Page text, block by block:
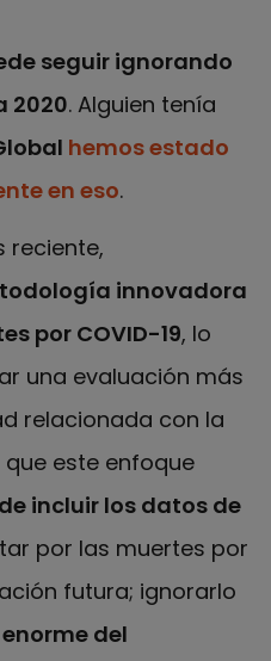
seguir ignorando
2020. Alguien tenía
hemos estado
en eso.
reciente,
innovadora
por COVID-19, lo
una evaluación más
relacionada con la
este enfoque
incluir los datos de
por las muertes por
futura; ignorarlo
del